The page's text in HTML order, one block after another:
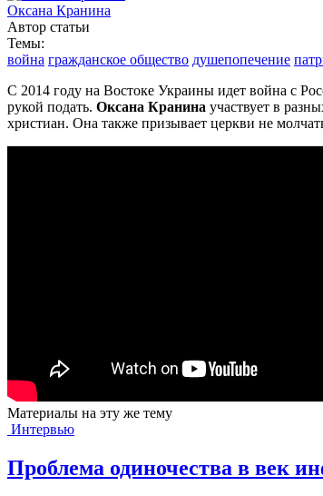
Оксана Кранина
Автор статьи
Темы:
война гражданское общество душепопечение
С 2014 году на Востоке Украины идет война с
рукой подать. Оксана Кранина участвует в
христиан. Она также призывает церкви не
Материалы на эту же тему
Интервью
Проблема одиночества в век